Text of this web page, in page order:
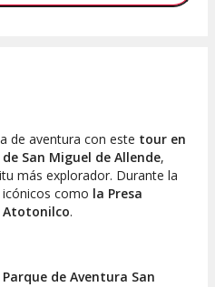
de aventura con este tour en
San Miguel de Allende,
más explorador. Durante la
como la Presa
Atotonilco.
Parque de Aventura San